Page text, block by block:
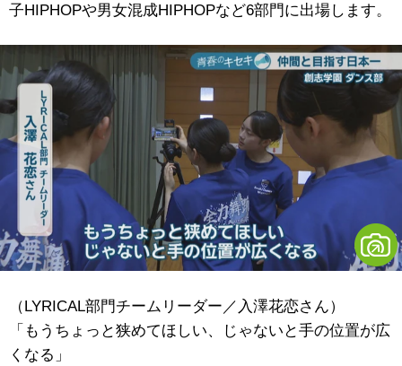
子HIPHOPや男女混成HIPHOPなど6部門に出場します。
（LYRICAL部門チームリーダー／入澤花恋さん）
「もうちょっと狭めてほしい、じゃないと手の位置が広
くなる」